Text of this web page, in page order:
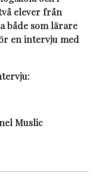
elever från
både som lärare
en intervju med
Muslic